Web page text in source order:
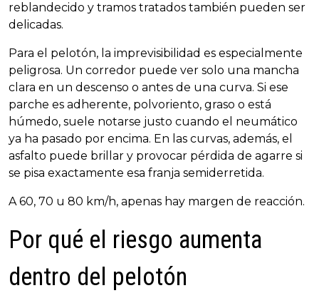
reblandecido y tramos tratados también pueden ser
delicadas.
Para el pelotón, la imprevisibilidad es especialmente
peligrosa. Un corredor puede ver solo una mancha
clara en un descenso o antes de una curva. Si ese
parche es adherente, polvoriento, graso o está
húmedo, suele notarse justo cuando el neumático
ya ha pasado por encima. En las curvas, además, el
asfalto puede brillar y provocar pérdida de agarre si
se pisa exactamente esa franja semiderretida.
A 60, 70 u 80 km/h, apenas hay margen de reacción.
Por qué el riesgo aumenta
dentro del pelotón